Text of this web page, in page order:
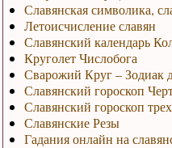
Славянская символика,
Летоисчисление славян
Славянский календарь
Круголет Числобога
Сварожий Круг – Зодиак
Славянский гороскоп
Славянский гороскоп
Славянские Резы
Гадания онлайн на